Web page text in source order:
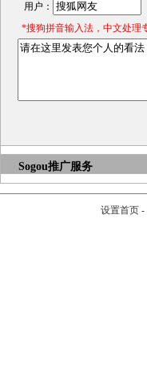
用户：
*搜狗拼音输入法，中文处理
Sogou推广服务
设置首页-